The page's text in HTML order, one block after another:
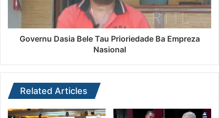
Governu Dasia Bele Tau Prioriedade Ba Empreza
Nasional
Related Articles